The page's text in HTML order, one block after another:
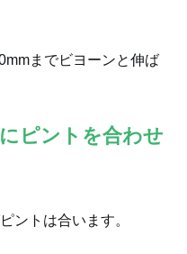
までビヨーンと伸ば
ピントを合わせ
ントは合います。